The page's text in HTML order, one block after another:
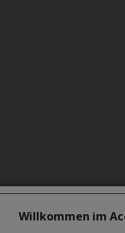
Willkommen im